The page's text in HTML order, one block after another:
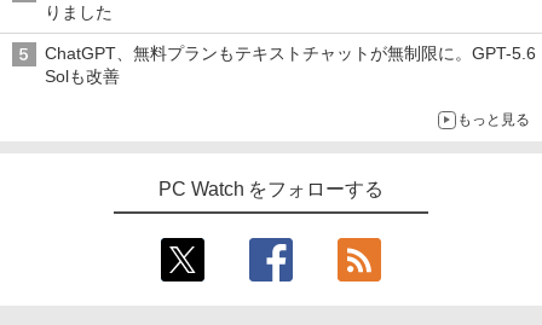
りました
ChatGPT、無料プランもテキストチャットが無制限に。GPT-5.6
Solも改善
もっと見る
PC Watch をフォローする